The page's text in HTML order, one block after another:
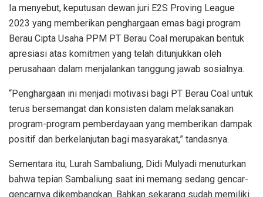
Ia menyebut, keputusan dewan juri E2S Proving League
2023 yang memberikan penghargaan emas bagi program
Berau Cipta Usaha PPM PT Berau Coal merupakan bentuk
apresiasi atas komitmen yang telah ditunjukkan oleh
perusahaan dalam menjalankan tanggung jawab sosialnya.
“Penghargaan ini menjadi motivasi bagi PT Berau Coal untuk
terus bersemangat dan konsisten dalam melaksanakan
program-program pemberdayaan yang memberikan dampak
positif dan berkelanjutan bagi masyarakat,” tandasnya.
Sementara itu, Lurah Sambaliung, Didi Mulyadi menuturkan
bahwa tepian Sambaliung saat ini memang sedang gencar-
gencarnya dikembangkan. Bahkan sekarang sudah memiliki